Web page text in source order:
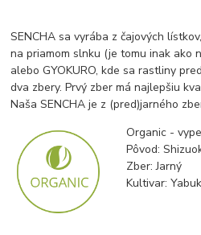
SENCHA sa vyrába z čajových
na priamom slnku (je tomu inak ako
alebo GYOKURO, kde sa rastliny
dva zbery. Prvý zber má najlepšiu
Naša SENCHA je z (pred)jarného
Organic -
Pôvod:
Zber: Jarný
Kultivar: